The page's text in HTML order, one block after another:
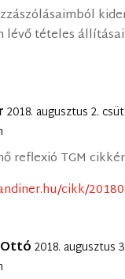
lévő tételes
2018. augusztus 2.
reflexió TGM
cikk/
2018. augusztus